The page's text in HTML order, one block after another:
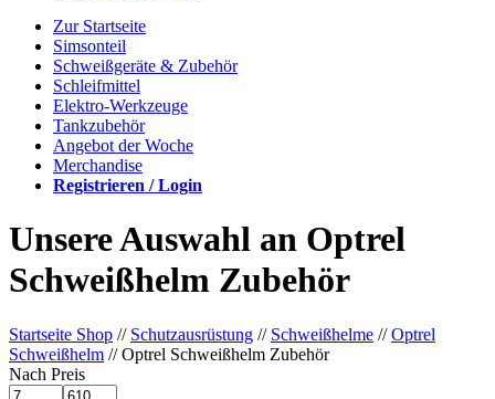
Zur Startseite
Simsonteil
Schweißgeräte & Zubehör
Schleifmittel
Elektro-Werkzeuge
Tankzubehör
Angebot der Woche
Merchandise
Registrieren / Login
Unsere Auswahl an Optrel
Schweißhelm Zubehör
Startseite Shop // Schutzausrüstung // Schweißhelme //Optrel
Schweißhelm // Optrel Schweißhelm Zubehör
Nach Preis